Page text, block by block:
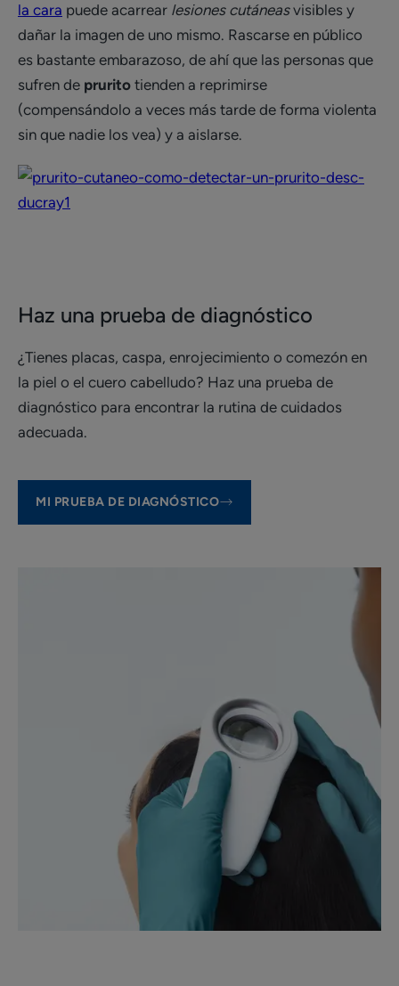
la cara puede acarrear lesiones cutáneasvisibles y
dañar la imagen de uno mismo. Rascarse en público
es bastante embarazoso, de ahí que las personas que
sufren de prurito tienden a reprimirse
(compensándolo a veces más tarde de forma violenta
sin que nadie los vea) y a aislarse.
Haz una prueba de diagnóstico
¿Tienes placas, caspa, enrojecimiento o comezón en
la piel o el cuero cabelludo? Haz una prueba de
diagnóstico para encontrar la rutina de cuidados
adecuada.
MI PRUEBA DE DIAGNÓSTICO